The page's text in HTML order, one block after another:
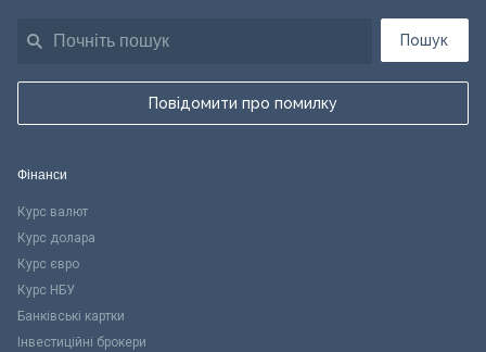
Пошук
Повідомити про помилку
Фінанси
Курс валют
Курс долара
Курс євро
Курс НБУ
Банківські картки
Інвестиційні брокери